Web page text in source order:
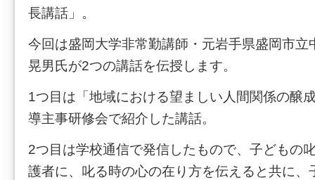
長講話」。
今回は盛岡大学非常勤講師・元岩手県盛岡市立
晃男氏が2つの講話を伝授します。
1つ目は「地域における望ましい人間関係の醸
導主事研修会で紹介した講話。
2つ目は学校通信で発信したもので、子どもの
護者に、叱る時の心の在り方を伝えると共に、